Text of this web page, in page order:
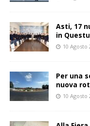
Asti, 17
in
10 Agosto
Per una
nuova
10 Agosto